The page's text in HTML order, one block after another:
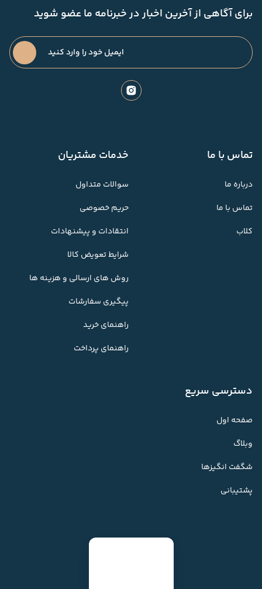
برای آگاهی از آخرین اخبار در خبرنامه ما عضو شوید
تماس با ما
درباره ما
تماس با ما
کلاب
خدمات مشتریان
سوالات متداول
حریم خصوصی
انتقادات و پیشنهادات
شرایط تعویض کالا
روش های ارسالی و هزینه ها
پیگیری سفارشات
راهنمای خرید
راهنمای پرداخت
دسترسی سریع
صفحه اول
وبلاگ
شگفت انگیزها
پشتیبانی